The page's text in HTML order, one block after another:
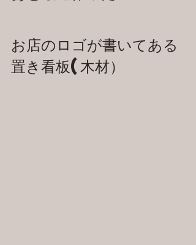
お店のロゴが書いてある
置き看板(木材）